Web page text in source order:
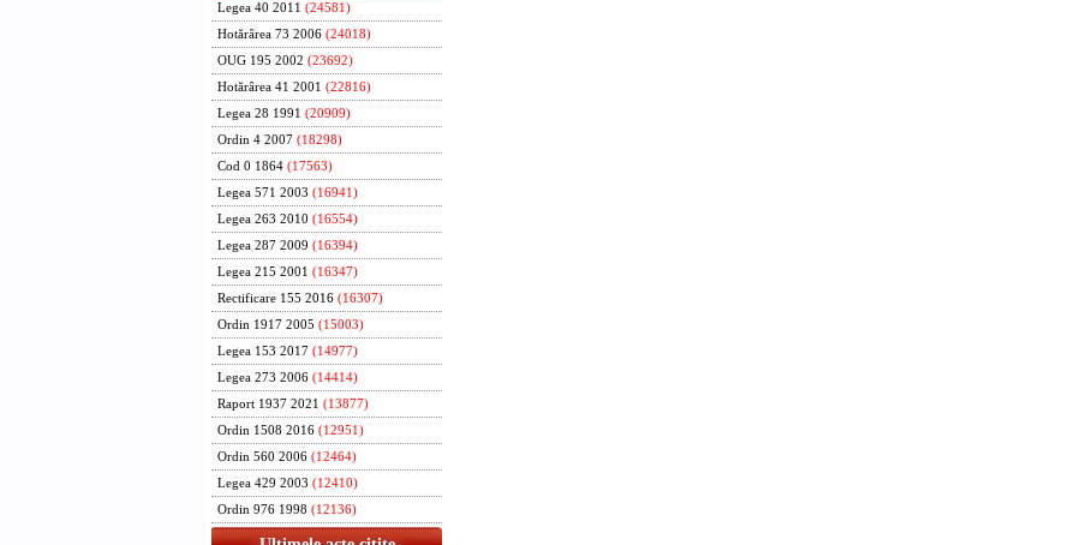
Legea 40 2011 (24581)
Hotărârea 73 2006 (24018)
OUG 195 2002 (23692)
Hotărârea 41 2001 (22816)
Legea 28 1991 (20909)
Ordin 4 2007 (18298)
Cod 0 1864 (17563)
Legea 571 2003 (16941)
Legea 263 2010 (16554)
Legea 287 2009 (16394)
Legea 215 2001 (16347)
Rectificare 155 2016 (16307)
Ordin 1917 2005 (15003)
Legea 153 2017 (14977)
Legea 273 2006 (14414)
Raport 1937 2021 (13877)
Ordin 1508 2016 (12951)
Ordin 560 2006 (12464)
Legea 429 2003 (12410)
Ordin 976 1998 (12136)